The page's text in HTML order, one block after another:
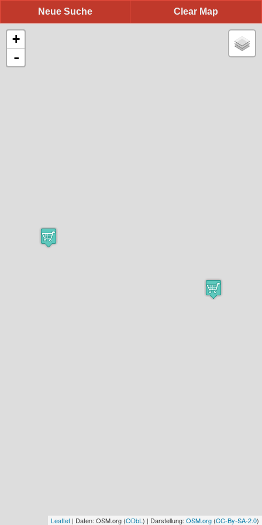
Clear Map
Neue Suche
+
-
Leaflet | Daten: OSM.org (ODbL ) | Darstellung: OSM.org (CC-By-SA-2.0)